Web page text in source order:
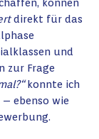
direkt für das
und
zur Frage
konnte ich
ebenso wie